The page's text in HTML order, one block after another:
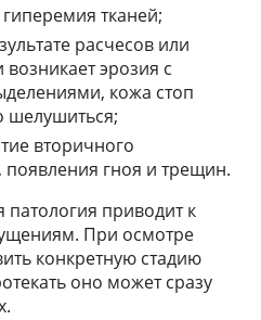
гиперемия тканей;
расчесов или
эрозия с
кожа стоп
шелушиться;
вторичного
гноя и трещин.
патология приводит к
При осмотре
конкретную стадию
оно может сразу